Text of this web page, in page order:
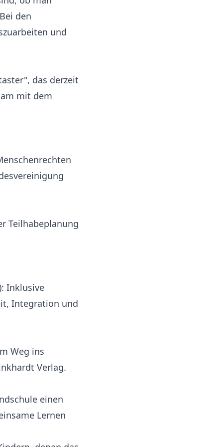
den
und
das derzeit
mit dem
Teilhabeplanung
Inklusive
Integration und
Weg ins
Verlag.
einen
Lernen